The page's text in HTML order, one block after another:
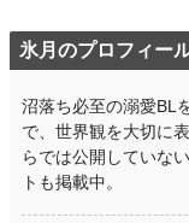
氷月のプロフィー
沼落ち必至の溺愛BL
で、世界観を大切に
らでは公開していな
トも掲載中。